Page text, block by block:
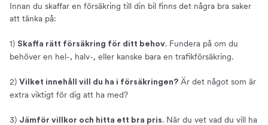
Innan du skaffar en försäkring till din bil finns det några bra saker
att tänka på:
1) Skaffa rätt försäkring för ditt behov. Fundera på om du
behöver en hel-, halv-, eller kanske bara en trafikförsäkring.
2) Vilket innehåll vill du ha i försäkringen? Är det något som är
extra viktigt för dig att ha med?
3) Jämför villkor och hitta ett bra pris. När du vet vad du vill ha